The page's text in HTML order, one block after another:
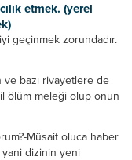
Meal nedir? Arapça
etmek. (yerel
geçinmek zorundadır.
maddi güç, fiziki güç)
şartlarda elinde
ve bazı rivayetlere de
ölüm meleği olup onun
binlerce insanın
Müsait oluca haber
dizinin yeni